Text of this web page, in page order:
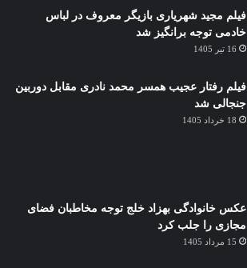
فیلم مجید شهریاری بازیگر معروف در لباس
خادمی توجه برانگیز شد
16 تیر 1405
فیلم رفتار عجیب همسر محمد نادری مقابل دوربین
جنجالی شد
18 خرداد 1405
عکس خانوادگی بهزاد خلج توجه مخاطبان فضای
مجازی را جلب کرد
15 مرداد 1405